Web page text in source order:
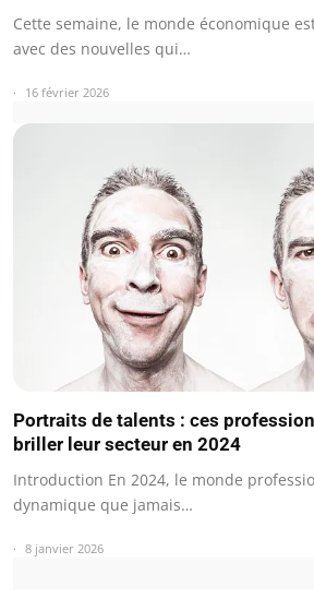
Cette semaine, le monde économique
avec des nouvelles qui…
16 février 2026
Portraits de talents : ces
briller leur secteur en 2024
Introduction En 2024, le monde
dynamique que jamais…
8 janvier 2026